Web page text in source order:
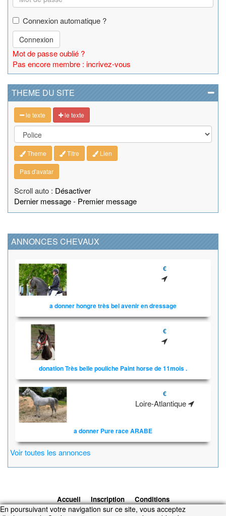
Connexion automatique ?
Connexion
Mot de passe oublié ?
Pas encore membre : incrivez-vous
THEME DU SITE
le texte le texte
Theme Titre Lien
Pas d'avatar
Scroll auto : Désactiver
Dernier message- Premier message
ANNONCES CHEVAUX
€
a donner hongre très bel avenir en dressage
€
donation Très belle pouliche Paint horse de 11mois .
€
Loire-Atlantique
a donner Pure race ARABE
Voir toutes les annonces
Accueil Inscription
Conditions
d'utilisation
Contacts © 2026 1cheval.com Ecurie Virtuelle -
En poursuivant votre navigation sur ce site, vous acceptez